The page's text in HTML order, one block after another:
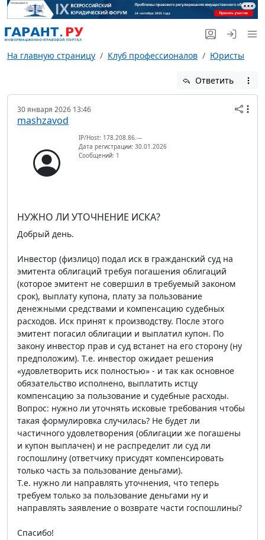
На главную страницу Клуб профессионалов Юристы
Ответить
30 января 2026 13:46
mashzavod
IP/Host: 178.208.86.---
Дата регистрации: 30.01.2026
Сообщений: 1
НУЖНО ЛИ УТОЧНЕНИЕ ИСКА?
Добрый день.
Инвестор (физлицо) подал иск в гражданский суд на
эмитента облигаций требуя погашения облигаций
(которое эмитент не совершил в требуемый законом
срок), выплату купона, плату за пользование
денежными средствами и компенсацию судебных
расходов. Иск принят к производству. После этого
эмитент погасил облигации и выплатил купон. По
закону инвестор прав и суд встанет на его сторону (ну
предположим). Т.е. инвестор ожидает решения
«удовлетворить иск полностью» - и так как основное
обязательство исполнено, выплатить истцу
компенсацию за пользование и судебные расходы.
Вопрос: нужно ли уточнять исковые требования чтобы
такая формулировка случилась? Не будет ли
частичного удовлетворения (облигации же погашены
и купон выплачен) и не распределит ли суд ли
госпошлину (ответчику присудят компенсировать
только часть за пользование деньгами).
Т.е. нужно ли направлять уточнения, что теперь
требуем только за пользование деньгами ну и
направлять заявление о возврате части госпошлины?
Спасибо!